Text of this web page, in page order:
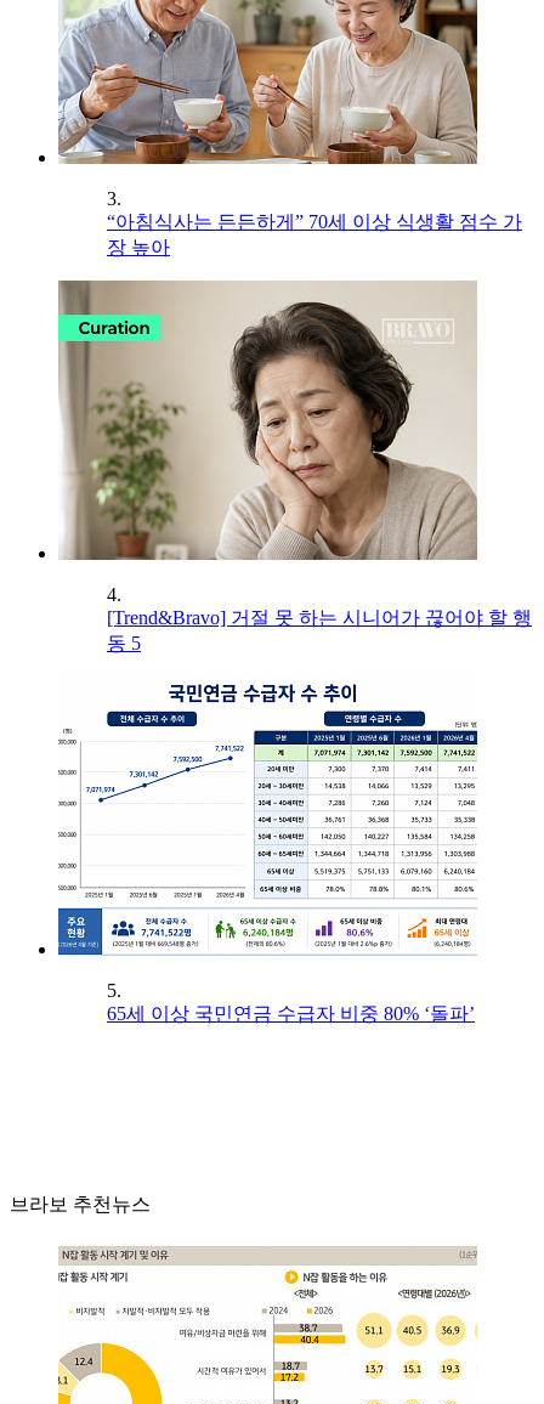
3.
“아침식사는 든든하게” 70세 이상 식생활 점수 가
장 높아
4.
[Trend&Bravo] 거절 못 하는 시니어가 끊어야 할 행
동 5
5.
65세 이상 국민연금 수급자 비중 80% ‘돌파’
브라보 추천뉴스